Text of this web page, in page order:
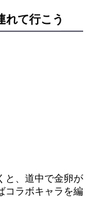
れて行こう
と、道中で金卵が
コラボキャラを編